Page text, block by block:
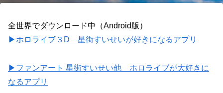
全世界でダウンロード中（Android版）
▶ホロライブ３D 星街すいせいが好きになるアプリ
▶ファンアート 星街すいせい他 ホロライブが大好きに
なるアプリ